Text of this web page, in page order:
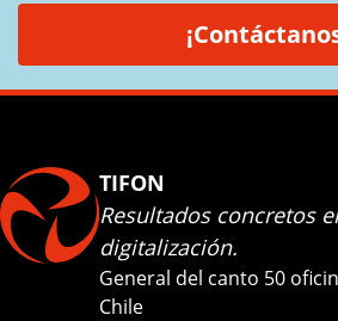
TIFON
Resultados concretos
digitalización.
General del canto 50
Chile